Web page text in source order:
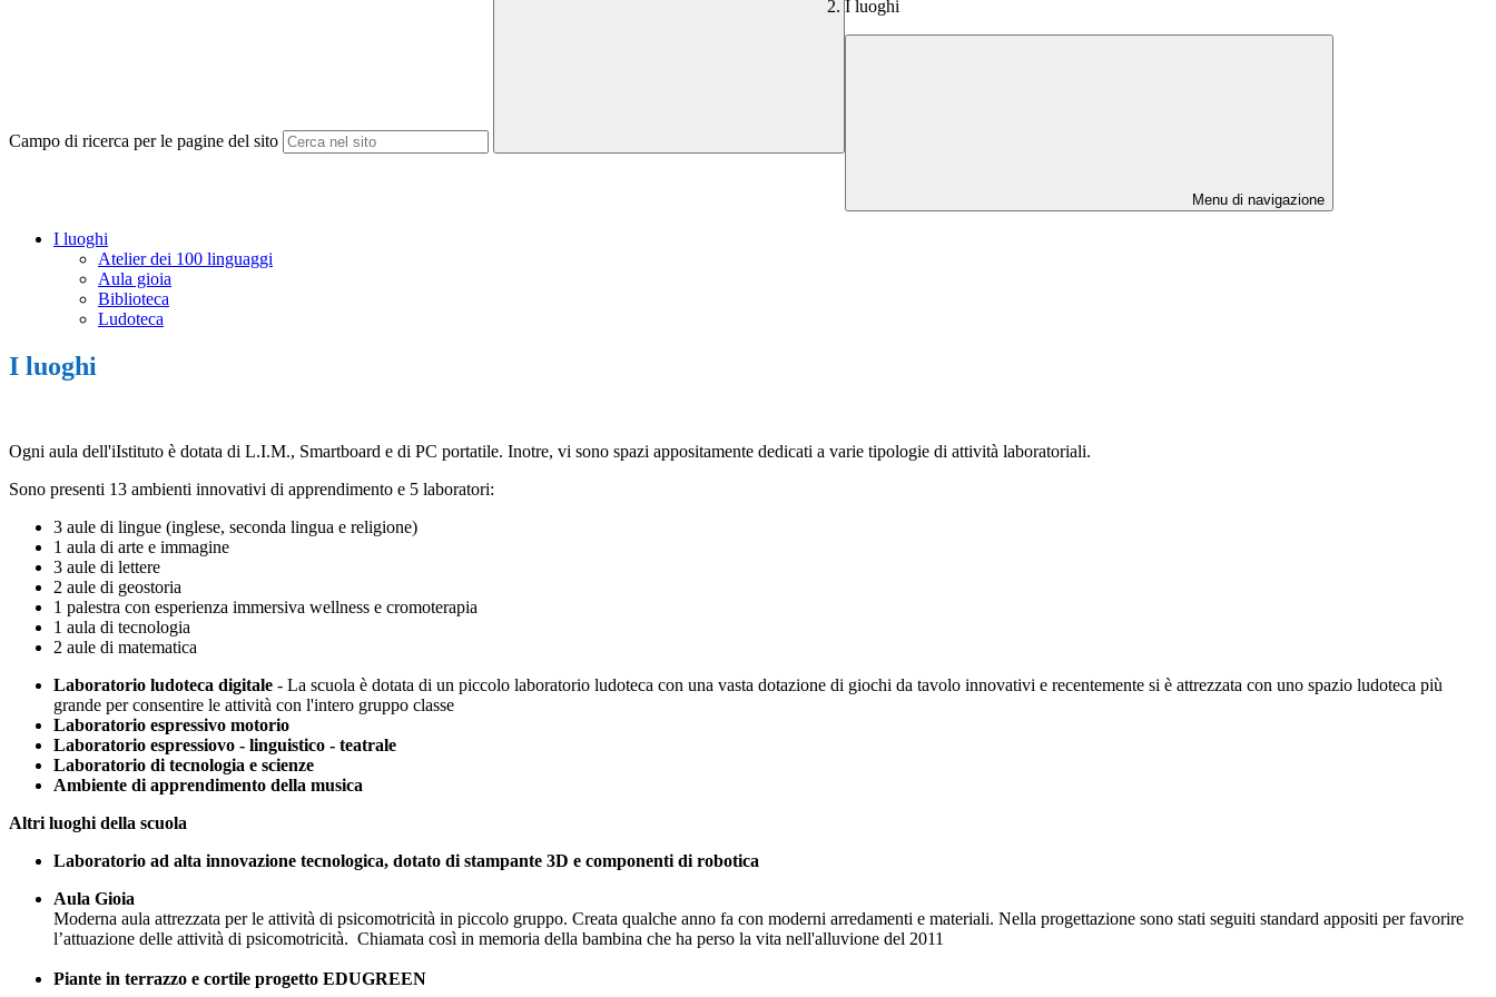
Campo di ricerca per le pagine del sito
I luoghi
Menu di navigazione
I luoghi
Atelier dei 100 linguaggi
Aula gioia
Biblioteca
Ludoteca
I luoghi
Ogni aula dell'iIstituto è dotata di L.I.M., Smartboard e di PC portatile. Inotre, vi sono spazi appositamente dedicati a varie tipologie di attività laboratoriali.
Sono presenti 13 ambienti innovativi di apprendimento e 5 laboratori:
3 aule di lingue (inglese, seconda lingua e religione)
1 aula di arte e immagine
3 aule di lettere
2 aule di geostoria
1 palestra con esperienza immersiva wellness e cromoterapia
1 aula di tecnologia
2 aule di matematica
Laboratorio ludoteca digitale - La scuola è dotata di un piccolo laboratorio ludoteca con una vasta dotazione di giochi da tavolo innovativi e recentemente si è attrezzata con uno spazio ludoteca più
grande per consentire le attività con l'intero gruppo classe
Laboratorio espressivo motorio
Laboratorio espressiovo - linguistico - teatrale
Laboratorio di tecnologia e scienze
Ambiente di apprendimento della musica
Altri luoghi della scuola
Laboratorio ad alta innovazione tecnologica, dotato di stampante 3D e componenti di robotica
Aula Gioia
Moderna aula attrezzata per le attività di psicomotricità in piccolo gruppo. Creata qualche anno fa con moderni arredamenti e materiali. Nella progettazione sono stati seguiti standard appositi per favorire
l’attuazione delle attività di psicomotricità. Chiamata così in memoria della bambina che ha perso la vita nell'alluvione del 2011
Piante in terrazzo e cortile progetto EDUGREEN